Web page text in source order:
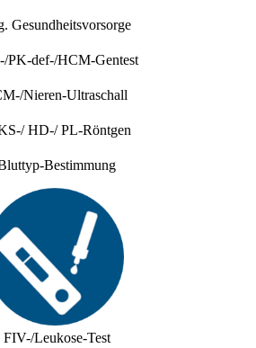
Gesundheitsvorsorge
PK-def-/HCM-Gentest
Nieren-Ultraschall
HD-/ PL-Röntgen
Bestimmung
FIV-/Leukose-Test